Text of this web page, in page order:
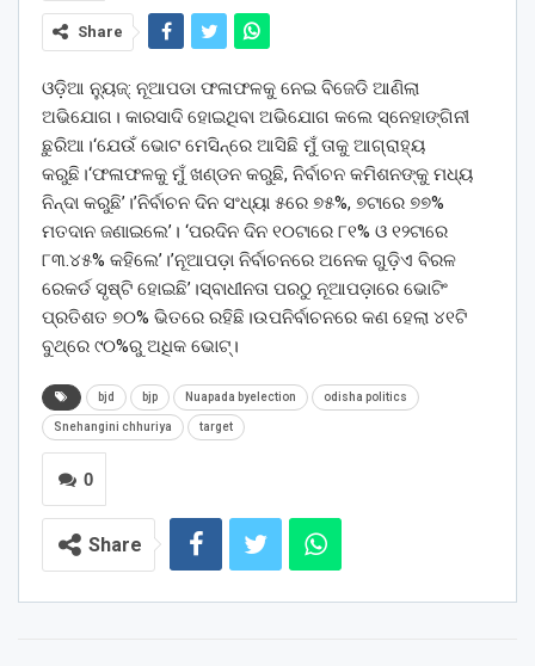
Share
ଓଡ଼ିଆ ନ୍ୟୁଜ୍: ନୂଆପଡା ଫଳାଫଳକୁ ନେଇ ବିଜେଡି ଆଣିଲା
ଅଭିଯୋଗ। କାରସାଦି ହୋଇଥିବା ଅଭିଯୋଗ କଲେ ସ୍ନେହାଙ୍ଗିନୀ
ଛୁରିଆ।‘ଯେଉଁ ଭୋଟ ମେସିନ୍‌ରେ ଆସିଛି ମୁଁ ତାକୁ ଆଗ୍ରାହ୍ୟ
କରୁଛି।‘ଫଳାଫଳକୁ ମୁଁ ଖଣ୍ଡନ କରୁଛି, ନିର୍ବାଚନ କମିଶନଙ୍କୁ ମଧ୍ୟ
ନିନ୍ଦା କରୁଛି’।’ନିର୍ବାଚନ ଦିନ ସଂଧ୍ୟା ୫ରେ ୭୫%, ୭ଟାରେ ୭୭%
ମତଦାନ ଜଣାଇଲେ’। ‘ପରଦିନ ଦିନ ୧୦ଟାରେ ୮୧% ଓ ୧୨ଟାରେ
୮୩.୪୫% କହିଲେ’।’ନୂଆପଡ଼ା ନିର୍ବାଚନରେ ଅନେକ ଗୁଡ଼ିଏ ବିରଳ
ରେକର୍ଡ ସୃଷ୍ଟି ହୋଇଛି’।ସ୍ବାଧୀନତା ପରଠୁ ନୂଆପଡ଼ାରେ ଭୋଟିଂ
ପ୍ରତିଶତ ୭୦% ଭିତରେ ରହିଛି।ଉପନିର୍ବାଚନରେ କଣ ହେଲା ୪୧ଟି
ବୁଥ୍‌ରେ ୯୦%ରୁ ଅଧିକ ଭୋଟ୍।
bjd bjp Nuapada byelection odisha politics
Snehangini chhuriya target
0
Share